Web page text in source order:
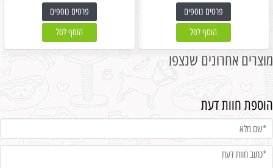
פרטים נוספים
הוסף לסל
פרטים נוספים
הוסף לסל
מוצרים אחרונים שנצפו
הוספת חוות דעת